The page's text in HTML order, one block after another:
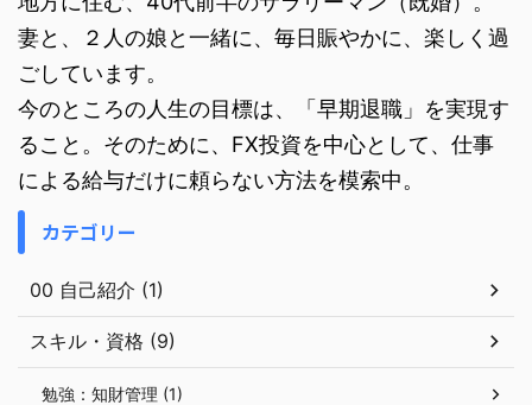
妻と、２人の娘と一緒に、毎日賑やかに、楽しく過
ごしています。
今のところの人生の目標は、「早期退職」を実現す
ること。そのために、FX投資を中心として、仕事
による給与だけに頼らない方法を模索中。
カテゴリー
00 自己紹介 (1)
スキル・資格 (9)
勉強：知財管理 (1)